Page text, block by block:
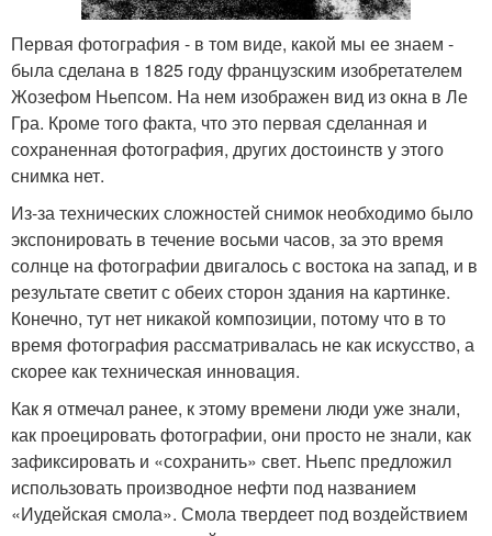
Первая фотография - в том виде, какой мы ее знаем -
была сделана в 1825 году французским изобретателем
Жозефом Ньепсом. На нем изображен вид из окна в Ле
Гра. Кроме того факта, что это первая сделанная и
сохраненная фотография, других достоинств у этого
снимка нет.
Из-за технических сложностей снимок необходимо было
экспонировать в течение восьми часов, за это время
солнце на фотографии двигалось с востока на запад, и в
результате светит с обеих сторон здания на картинке.
Конечно, тут нет никакой композиции, потому что в то
время фотография рассматривалась не как искусство, а
скорее как техническая инновация.
Как я отмечал ранее, к этому времени люди уже знали,
как проецировать фотографии, они просто не знали, как
зафиксировать и «сохранить» свет. Ньепс предложил
использовать производное нефти под названием
«Иудейская смола». Смола твердеет под воздействием